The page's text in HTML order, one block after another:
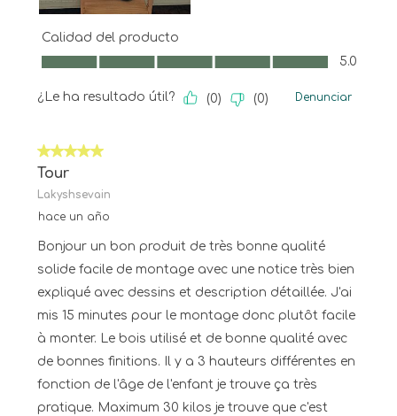
Calidad del producto
Calidad del producto, 5.0 de 5
5.0
¿Le ha resultado útil? (0) (0) Denunciar
5 de 5 estrellas.
Tour
Lakyshsevain
hace un año
Bonjour un bon produit de très bonne qualité
solide facile de montage avec une notice très bien
expliqué avec dessins et description détaillée. J'ai
mis 15 minutes pour le montage donc plutôt facile
à monter. Le bois utilisé et de bonne qualité avec
de bonnes finitions. Il y a 3 hauteurs différentes en
fonction de l'âge de l'enfant je trouve ça très
pratique. Maximum 30 kilos je trouve que c'est